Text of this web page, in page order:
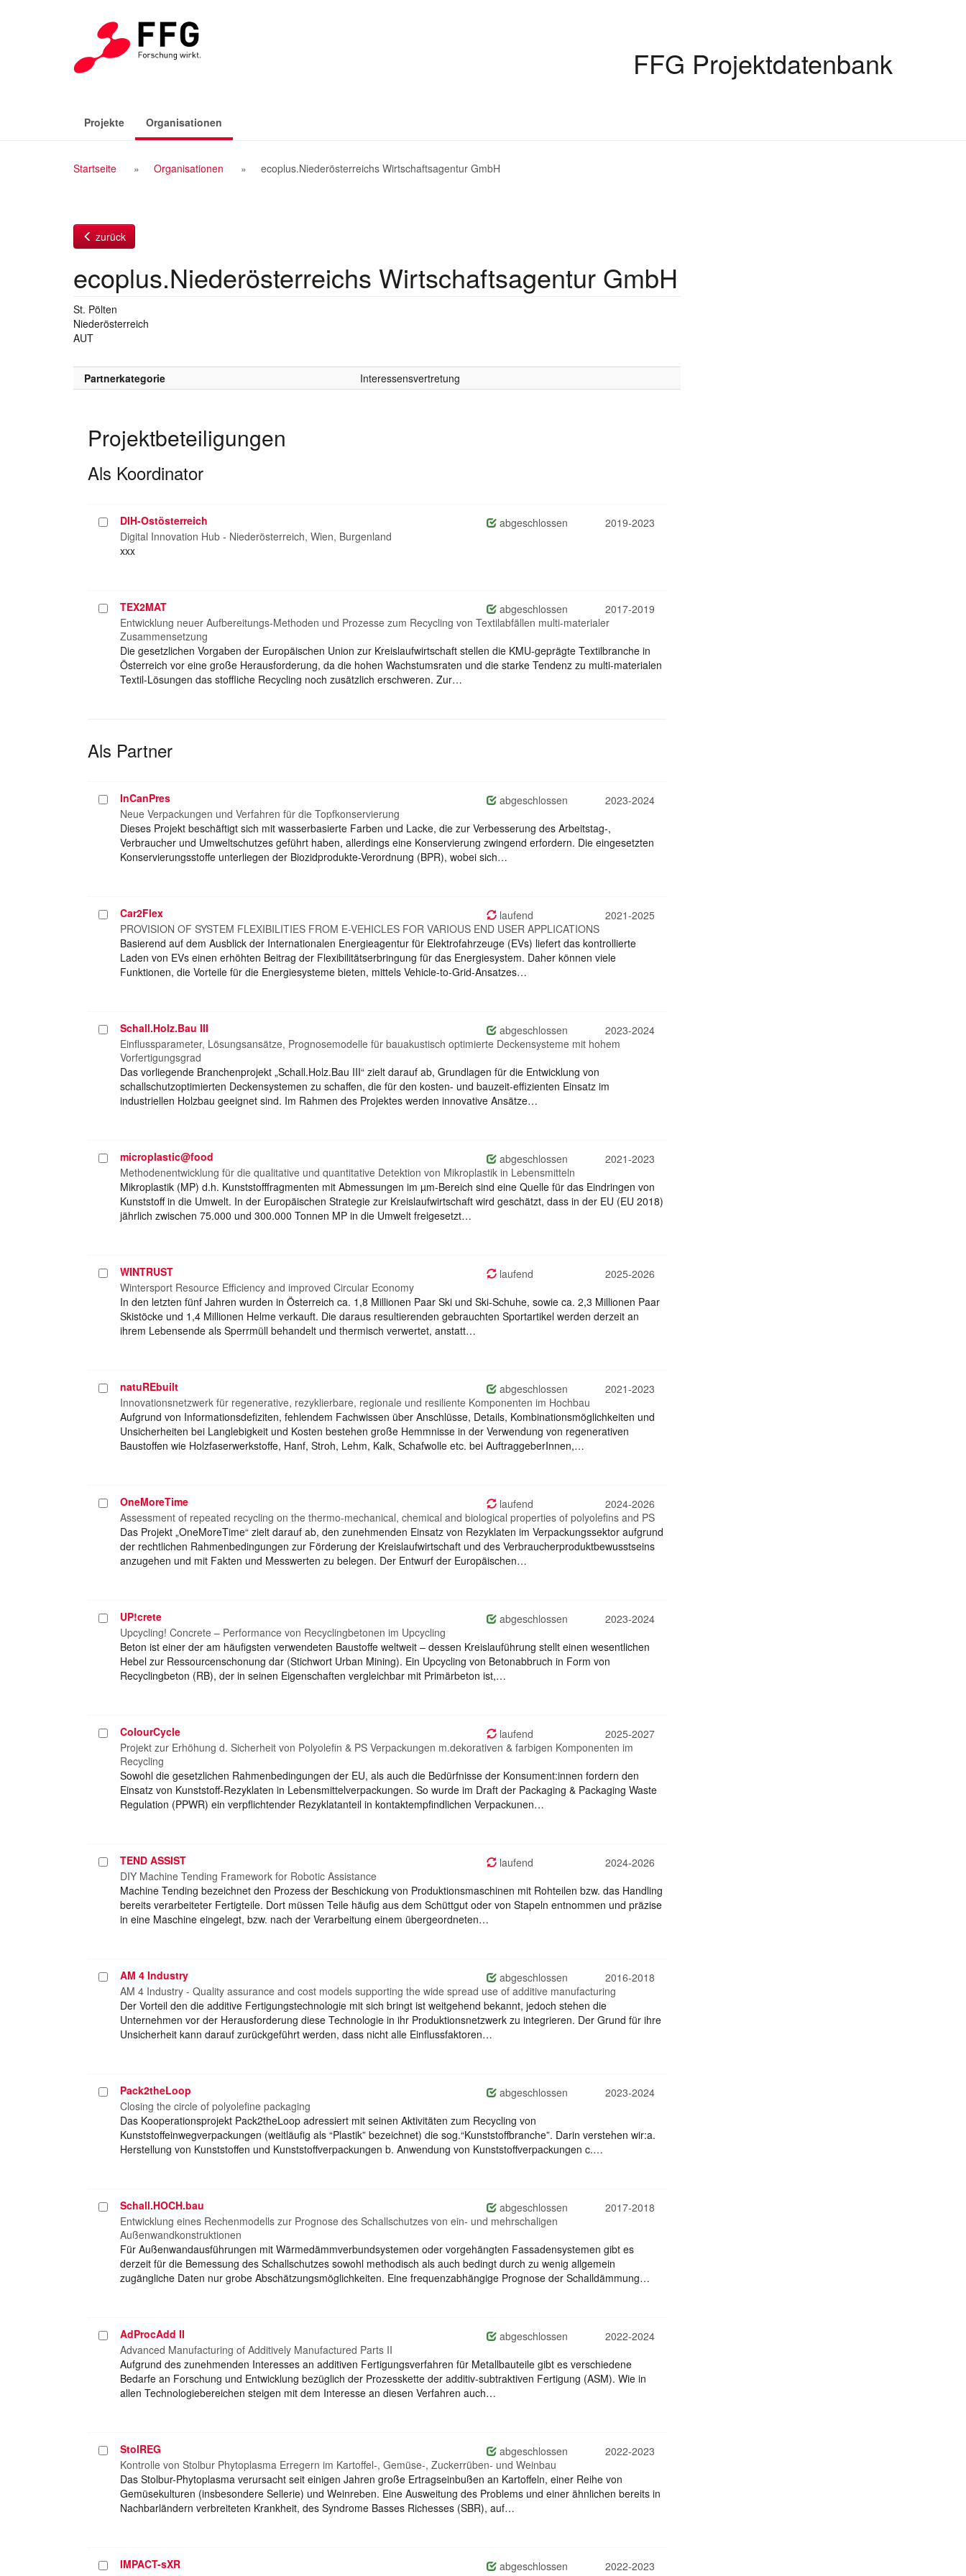
FFG Projektdatenbank
Projekte Organisationen
Breadcrumb
Startseite Organisationen ecoplus.Niederösterreichs Wirtschaftsagentur GmbH
zurück
ecoplus.Niederösterreichs Wirtschaftsagentur GmbH
St. Pölten
Niederösterreich
AUT
Partnerkategorie Interessensvertretung
Projektbeteiligungen
Als Koordinator
Projekt
auswählen
DIH-Ostösterreich abgeschlossen
2019-2023
Digital Innovation Hub - Niederösterreich, Wien, Burgenland
xxx
Projekt
auswählen
TEX2MAT abgeschlossen
2017-2019
Entwicklung neuer Aufbereitungs-Methoden und Prozesse zum Recycling von Textilabfällen multi-materialer
Zusammensetzung
Die gesetzlichen Vorgaben der Europäischen Union zur Kreislaufwirtschaft stellen die KMU-geprägte Textilbranche in
Österreich vor eine große Herausforderung, da die hohen Wachstumsraten und die starke Tendenz zu multi-materialen
Textil-Lösungen das stoffliche Recycling noch zusätzlich erschweren. Zur…
Als Partner
Projekt
auswählen
InCanPres abgeschlossen
2023-2024
Neue Verpackungen und Verfahren für die Topfkonservierung
Dieses Projekt beschäftigt sich mit wasserbasierte Farben und Lacke, die zur Verbesserung des Arbeitstag-,
Verbraucher und Umweltschutzes geführt haben, allerdings eine Konservierung zwingend erfordern. Die eingesetzten
Konservierungsstoffe unterliegen der Biozidprodukte-Verordnung (BPR), wobei sich…
Projekt
auswählen
Car2Flex laufend
2021-2025
PROVISION OF SYSTEM FLEXIBILITIES FROM E-VEHICLES FOR VARIOUS END USER APPLICATIONS
Basierend auf dem Ausblick der Internationalen Energieagentur für Elektrofahrzeuge (EVs) liefert das kontrollierte
Laden von EVs einen erhöhten Beitrag der Flexibilitätserbringung für das Energiesystem. Daher können viele
Funktionen, die Vorteile für die Energiesysteme bieten, mittels Vehicle-to-Grid-Ansatzes…
Projekt
auswählen
Schall.Holz.Bau III abgeschlossen
2023-2024
Einflussparameter, Lösungsansätze, Prognosemodelle für bauakustisch optimierte Deckensysteme mit hohem
Vorfertigungsgrad
Das vorliegende Branchenprojekt „Schall.Holz.Bau III“ zielt darauf ab, Grundlagen für die Entwicklung von
schallschutzoptimierten Deckensystemen zu schaffen, die für den kosten- und bauzeit-effizienten Einsatz im
industriellen Holzbau geeignet sind. Im Rahmen des Projektes werden innovative Ansätze…
Projekt
auswählen
microplastic@food abgeschlossen
2021-2023
Methodenentwicklung für die qualitative und quantitative Detektion von Mikroplastik in Lebensmitteln
Mikroplastik (MP) d.h. Kunststofffragmenten mit Abmessungen im µm-Bereich sind eine Quelle für das Eindringen von
Kunststoff in die Umwelt. In der Europäischen Strategie zur Kreislaufwirtschaft wird geschätzt, dass in der EU (EU 2018)
jährlich zwischen 75.000 und 300.000 Tonnen MP in die Umwelt freigesetzt…
Projekt
auswählen
WINTRUST laufend
2025-2026
Wintersport Resource Efficiency and improved Circular Economy
In den letzten fünf Jahren wurden in Österreich ca. 1,8 Millionen Paar Ski und Ski-Schuhe, sowie ca. 2,3 Millionen Paar
Skistöcke und 1,4 Millionen Helme verkauft. Die daraus resultierenden gebrauchten Sportartikel werden derzeit an
ihrem Lebensende als Sperrmüll behandelt und thermisch verwertet, anstatt…
Projekt
auswählen
natuREbuilt abgeschlossen
2021-2023
Innovationsnetzwerk für regenerative, rezyklierbare, regionale und resiliente Komponenten im Hochbau
Aufgrund von Informationsdefiziten, fehlendem Fachwissen über Anschlüsse, Details, Kombinationsmöglichkeiten und
Unsicherheiten bei Langlebigkeit und Kosten bestehen große Hemmnisse in der Verwendung von regenerativen
Baustoffen wie Holzfaserwerkstoffe, Hanf, Stroh, Lehm, Kalk, Schafwolle etc. bei AuftraggeberInnen,…
Projekt
auswählen
OneMoreTime laufend
2024-2026
Assessment of repeated recycling on the thermo-mechanical, chemical and biological properties of polyolefins and PS
Das Projekt „OneMoreTime“ zielt darauf ab, den zunehmenden Einsatz von Rezyklaten im Verpackungssektor aufgrund
der rechtlichen Rahmenbedingungen zur Förderung der Kreislaufwirtschaft und des Verbraucherproduktbewusstseins
anzugehen und mit Fakten und Messwerten zu belegen. Der Entwurf der Europäischen…
Projekt
auswählen
UP!crete abgeschlossen
2023-2024
Upcycling! Concrete – Performance von Recyclingbetonen im Upcycling
Beton ist einer der am häufigsten verwendeten Baustoffe weltweit – dessen Kreislauführung stellt einen wesentlichen
Hebel zur Ressourcenschonung dar (Stichwort Urban Mining). Ein Upcycling von Betonabbruch in Form von
Recyclingbeton (RB), der in seinen Eigenschaften vergleichbar mit Primärbeton ist,…
Projekt
auswählen
ColourCycle laufend
2025-2027
Projekt zur Erhöhung d. Sicherheit von Polyolefin & PS Verpackungen m.dekorativen & farbigen Komponenten im
Recycling
Sowohl die gesetzlichen Rahmenbedingungen der EU, als auch die Bedürfnisse der Konsument:innen fordern den
Einsatz von Kunststoff-Rezyklaten in Lebensmittelverpackungen. So wurde im Draft der Packaging & Packaging Waste
Regulation (PPWR) ein verpflichtender Rezyklatanteil in kontaktempfindlichen Verpackunen…
Projekt
auswählen
TEND ASSIST laufend
2024-2026
DIY Machine Tending Framework for Robotic Assistance
Machine Tending bezeichnet den Prozess der Beschickung von Produktionsmaschinen mit Rohteilen bzw. das Handling
bereits verarbeiteter Fertigteile. Dort müssen Teile häufig aus dem Schüttgut oder von Stapeln entnommen und präzise
in eine Maschine eingelegt, bzw. nach der Verarbeitung einem übergeordneten…
Projekt
auswählen
AM 4 Industry abgeschlossen
2016-2018
AM 4 Industry - Quality assurance and cost models supporting the wide spread use of additive manufacturing
Der Vorteil den die additive Fertigungstechnologie mit sich bringt ist weitgehend bekannt, jedoch stehen die
Unternehmen vor der Herausforderung diese Technologie in ihr Produktionsnetzwerk zu integrieren. Der Grund für ihre
Unsicherheit kann darauf zurückgeführt werden, dass nicht alle Einflussfaktoren…
Projekt
auswählen
Pack2theLoop abgeschlossen
2023-2024
Closing the circle of polyolefine packaging
Das Kooperationsprojekt Pack2theLoop adressiert mit seinen Aktivitäten zum Recycling von
Kunststoffeinwegverpackungen (weitläufig als “Plastik” bezeichnet) die sog.“Kunststoffbranche”. Darin verstehen wir:a.
Herstellung von Kunststoffen und Kunststoffverpackungen b. Anwendung von Kunststoffverpackungen c.…
Projekt
auswählen
Schall.HOCH.bau abgeschlossen
2017-2018
Entwicklung eines Rechenmodells zur Prognose des Schallschutzes von ein- und mehrschaligen
Außenwandkonstruktionen
Für Außenwandausführungen mit Wärmedämmverbundsystemen oder vorgehängten Fassadensystemen gibt es
derzeit für die Bemessung des Schallschutzes sowohl methodisch als auch bedingt durch zu wenig allgemein
zugängliche Daten nur grobe Abschätzungsmöglichkeiten. Eine frequenzabhängige Prognose der Schalldämmung…
Projekt
auswählen
AdProcAdd II abgeschlossen
2022-2024
Advanced Manufacturing of Additively Manufactured Parts II
Aufgrund des zunehmenden Interesses an additiven Fertigungsverfahren für Metallbauteile gibt es verschiedene
Bedarfe an Forschung und Entwicklung bezüglich der Prozesskette der additiv-subtraktiven Fertigung (ASM). Wie in
allen Technologiebereichen steigen mit dem Interesse an diesen Verfahren auch…
Projekt
auswählen
StolREG abgeschlossen
2022-2023
Kontrolle von Stolbur Phytoplasma Erregern im Kartoffel-, Gemüse-, Zuckerrüben- und Weinbau
Das Stolbur-Phytoplasma verursacht seit einigen Jahren große Ertragseinbußen an Kartoffeln, einer Reihe von
Gemüsekulturen (insbesondere Sellerie) und Weinreben. Eine Ausweitung des Problems und einer ähnlichen bereits in
Nachbarländern verbreiteten Krankheit, des Syndrome Basses Richesses (SBR), auf…
ProjektIMPACT-sXR abgeschlossen
2022-2023